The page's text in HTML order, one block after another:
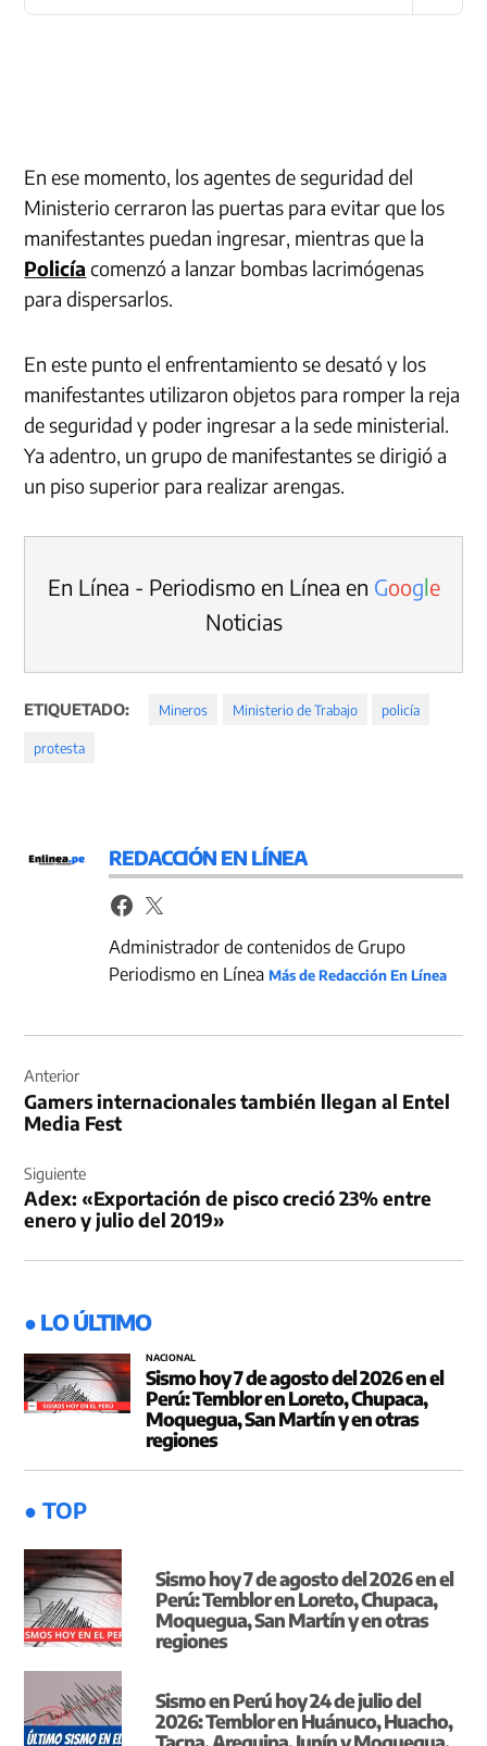
En ese momento, los agentes de seguridad del
Ministerio cerraron las puertas para evitar que los
manifestantes puedan ingresar, mientras que la
Policía comenzó a lanzar bombas lacrimógenas
para dispersarlos.
En este punto el enfrentamiento se desató y los
manifestantes utilizaron objetos para romper la reja
de seguridad y poder ingresar a la sede ministerial.
Ya adentro, un grupo de manifestantes se dirigió a
un piso superior para realizar arengas.
En Línea - Periodismo en Línea en Google
Noticias
ETIQUETADO: Mineros Ministerio de Trabajo policía
protesta
REDACCIÓN EN LÍNEA
Administrador de contenidos de Grupo
Periodismo en LíneaMás de Redacción En Línea
de
entradas
Anterior
Gamers internacionales también llegan al Entel
Media Fest
Siguiente
Adex: «Exportación de pisco creció 23% entre
enero y julio del 2019»
● LO ÚLTIMO
NACIONAL
Sismo hoy 7 de agosto del 2026 en el
Perú: Temblor en Loreto, Chupaca,
Moquegua, San Martín y en otras
regiones
● TOP
Sismo hoy 7 de agosto del 2026 en el
Perú: Temblor en Loreto, Chupaca,
Moquegua, San Martín y en otras
regiones
Sismo en Perú hoy 24 de julio del
2026: Temblor en Huánuco, Huacho,